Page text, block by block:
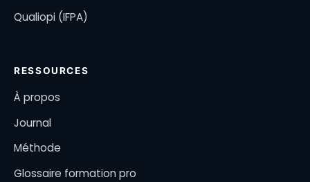
Qualiopi (IFPA)
RESSOURCES
À propos
Journal
Méthode
Glossaire formation pro